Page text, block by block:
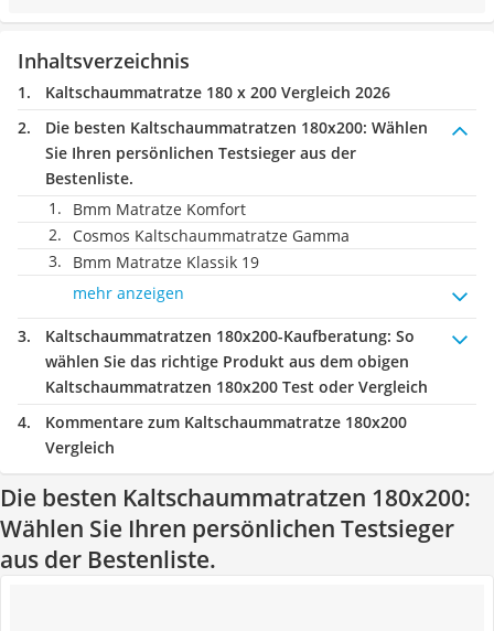
Inhaltsverzeichnis
Kaltschaummatratze 180 x 200 Vergleich 2026
Die besten Kaltschaummatratzen 180x200: Wählen
Sie Ihren persönlichen Testsieger aus der
Bestenliste.
Bmm Matratze Komfort
Cosmos Kaltschaummatratze Gamma
Bmm Matratze Klassik 19
mehr anzeigen
Kaltschaummatratzen 180x200-Kaufberatung: So
wählen Sie das richtige Produkt aus dem obigen
Kaltschaummatratzen 180x200 Test oder Vergleich
Kommentare zum Kaltschaummatratze 180x200
Vergleich
Die besten Kaltschaummatratzen 180x200:
Wählen Sie Ihren persönlichen Testsieger
aus der Bestenliste.